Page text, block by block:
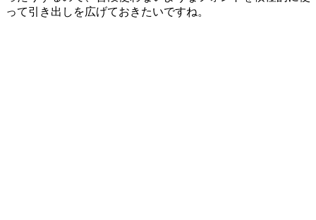
って引き出しを広げておきたいですね。